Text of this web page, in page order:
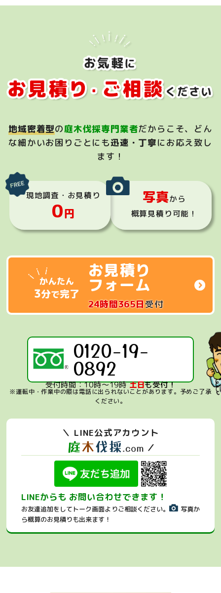
地域密着型の庭木伐採専門業者だからこそ、 どん
な細かいお困りごとにも迅速・丁寧にお応え致し
ます！
現地調査・お見積り
0円
写真から
概算見積り可能！
お見積り
フォーム
24時間365日受付
0120-19-
0892
受付時間：10時～19時 土日も受付！
※運転中・作業中の際は電話に出られないことがあります。 予めご了承
ください。
＼ LINE公式アカウント
／
LINEからも お問い合わせできます！
お友達追加をしてトーク画面よりご相談ください。
写真か
ら概算のお見積りも出来ます！